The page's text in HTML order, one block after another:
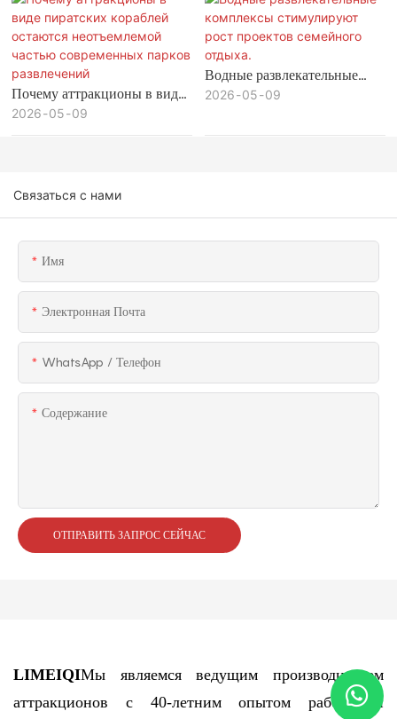
долгосрочную
прибыльность.
Почему аттракционы в виде
пиратских кораблей
2026 05 09
Водные развлекательные
комплексы стимулируют
2026 05 09
Связаться с нами
Имя
Электронная Почта
WhatsApp / Телефон
Содержание
ОТПРАВИТЬ ЗАПРОС СЕЙЧАС
LIMEIQIМы являемся ведущим производителем
аттракционов с 40-летним опытом работы и